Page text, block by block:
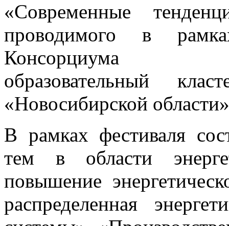
«Современные
проводимого в
Консорциума
образовательный
«Новосибирской
В рамках фестиваля
тем в области
повышение
распределенная